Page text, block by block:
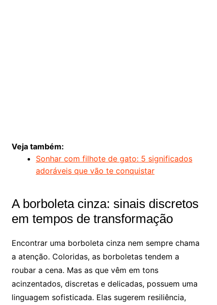
Veja também:
Sonhar com filhote de gato: 5 significados
adoráveis que vão te conquistar
A borboleta cinza: sinais discretos
em tempos de transformação
Encontrar uma borboleta cinza nem sempre chama
a atenção. Coloridas, as borboletas tendem a
roubar a cena. Mas as que vêm em tons
acinzentados, discretas e delicadas, possuem uma
linguagem sofisticada. Elas sugerem resiliência,